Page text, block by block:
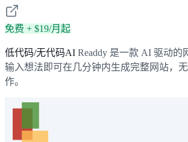
免费 + $19/月起
低代码/无代码AI Readdy 是一款 AI 驱动的
输入想法即可在几分钟内生成完整网站，
作。